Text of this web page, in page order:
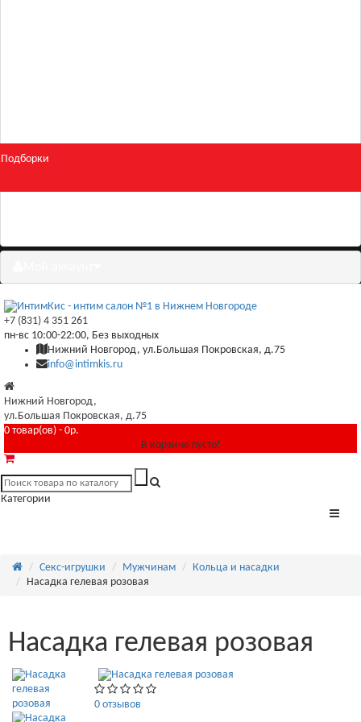
Подборки
+7 (831) 4 351 261
пн-вс 10:00-22:00, Без выходных
Нижний Новгород, ул.Большая Покровская, д.75
info@intimkis.ru
Нижний Новгород,
ул.Большая Покровская, д.75
0 товар(ов) - 0р.
В корзине пусто!
Категории
Секс-игрушки Мужчинам
Кольца и насадки
Насадка гелевая розовая
Насадка гелевая розовая
0 отзывов